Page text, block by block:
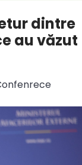
dintre
au văzut